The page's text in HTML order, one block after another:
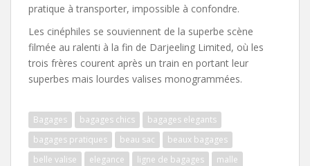
pratique à transporter, impossible à confondre.
Les cinéphiles se souviennent de la superbe scène
filmée au ralenti à la fin de Darjeeling Limited, où les
trois frères courent après un train en portant leur
superbes mais lourdes valises monogrammées.
Bagages bagages chics
bagages elegants
bagages pratiques
beau sac
beaux bagages
belle valise
elegance ligne de bagages
malle